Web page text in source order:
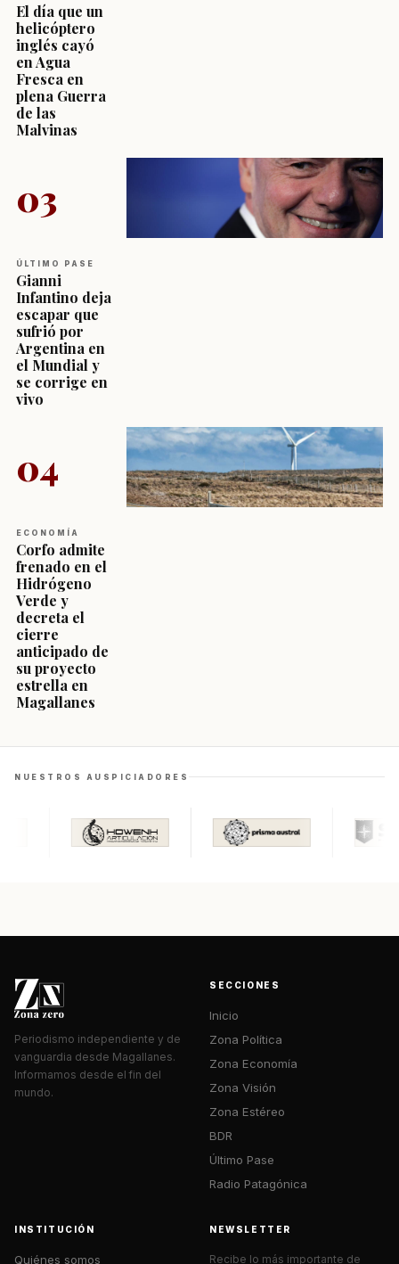
El día que un
helicóptero
inglés cayó
en Agua
Fresca en
plena Guerra
de las
Malvinas
03
ÚLTIMO PASE
Gianni
Infantino deja
escapar que
sufrió por
Argentina en
el Mundial y
se corrige en
vivo
04
ECONOMÍA
Corfo admite
frenado en el
Hidrógeno
Verde y
decreta el
cierre
anticipado de
su proyecto
estrella en
Magallanes
NUESTROS AUSPICIADORES
Periodismo independiente y de
vanguardia desde Magallanes.
Informamos desde el fin del
mundo.
SECCIONES
Inicio
Zona Política
Zona Economía
Zona Visión
Zona Estéreo
BDR
Último Pase
Radio Patagónica
INSTITUCIÓN
Quiénes somos
NEWSLETTER
Recibe lo más importante de